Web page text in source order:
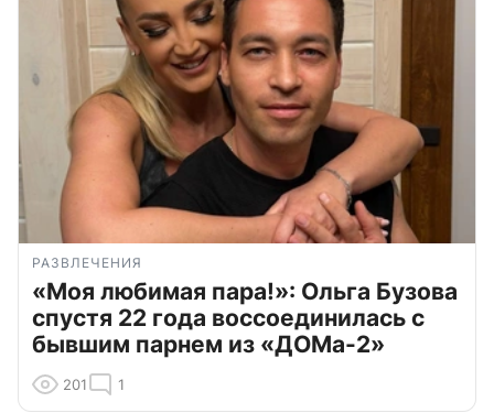
РАЗВЛЕЧЕНИЯ
«Моя любимая пара!»: Ольга Бузова
спустя 22 года воссоединилась с
бывшим парнем из «ДОМа-2»
201 1